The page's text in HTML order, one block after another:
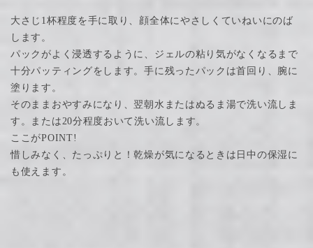
大さじ1杯程度を手に取り、顔全体にやさしくていねいにのば
します。
パックがよく浸透するように、ジェルの粘り気がなくなるまで
十分パッティングをします。手に残ったパックは首回り、腕に
塗ります。
そのままおやすみになり、翌朝水またはぬるま湯で洗い流しま
す。または20分程度おいて洗い流します。
ここがPOINT!
惜しみなく、たっぷりと！乾燥が気になるときは日中の保湿に
も使えます。